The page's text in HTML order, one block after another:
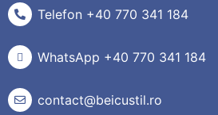
Telefon +40 770 341 184
WhatsApp +40 770 341 184
contact@beicustil.ro